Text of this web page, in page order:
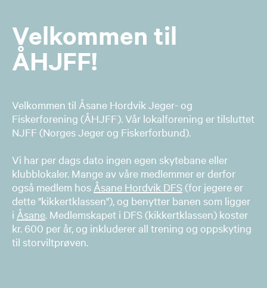
Velkommen til
ÅHJFF!
Velkommen til Åsane Hordvik Jeger- og
Fiskerforening (ÅHJFF). Vår lokalforening er tilsluttet
NJFF (Norges Jeger og Fiskerforbund).
Vi har per dags dato ingen egen skytebane eller
klubblokaler. Mange av våre medlemmer er derfor
også medlem hos Åsane Hordvik DFS(for jegere er
dette "kikkertklassen"), og benytter banen som ligger
i Åsane. Medlemskapet i DFS (kikkertklassen) koster
kr. 600 per år, og inkluderer all trening og oppskyting
til storviltprøven.